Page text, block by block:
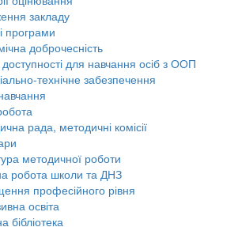
закладу
програми
доброчесність
для навчання осіб з ООП
технічне забезпечення
рада, методичні комісії
методичної роботи
робота школи та ДНЗ
професійного рівня
освіта
бібліотека